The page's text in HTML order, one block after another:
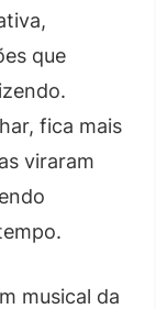
que
fica mais
viraram
musical da